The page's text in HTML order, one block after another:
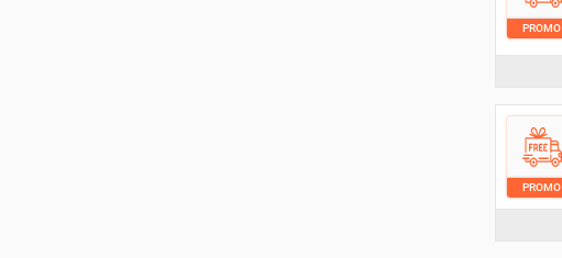
PROMO
PROMO